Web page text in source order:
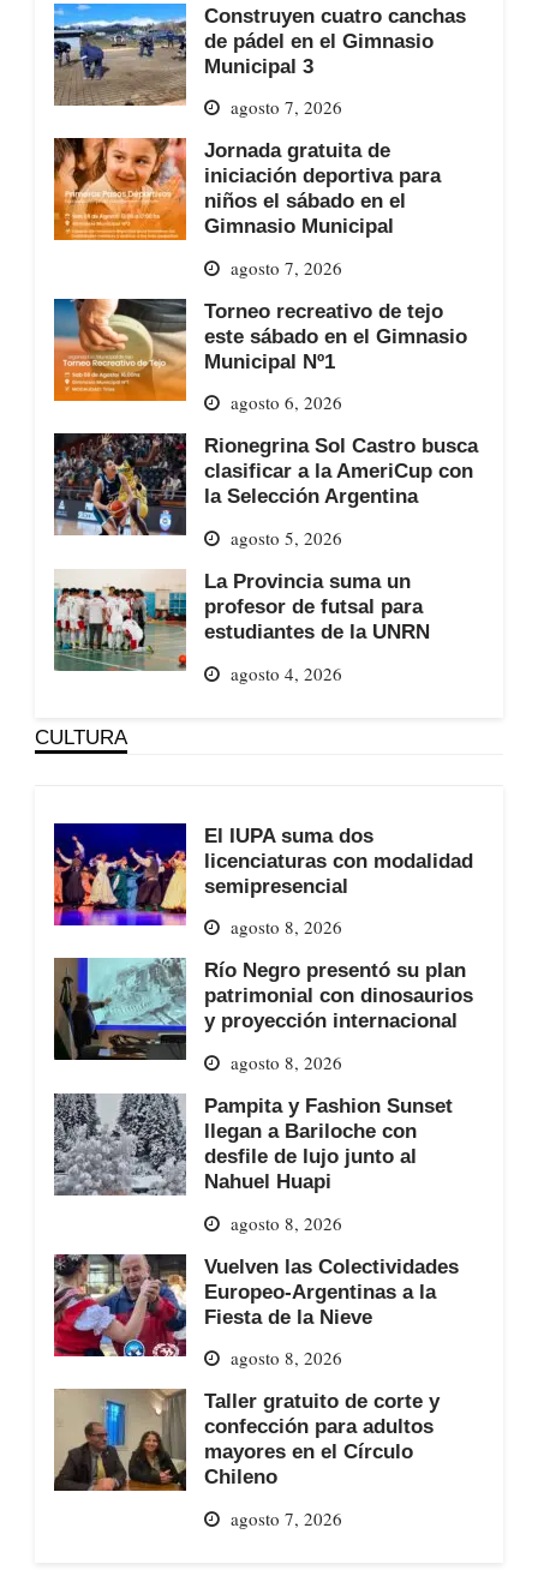
Construyen cuatro canchas
de pádel en el Gimnasio
Municipal 3
agosto 7, 2026
Jornada gratuita de
iniciación deportiva para
niños el sábado en el
Gimnasio Municipal
agosto 7, 2026
Torneo recreativo de tejo
este sábado en el Gimnasio
Municipal Nº1
agosto 6, 2026
Rionegrina Sol Castro busca
clasificar a la AmeriCup con
la Selección Argentina
agosto 5, 2026
La Provincia suma un
profesor de futsal para
estudiantes de la UNRN
agosto 4, 2026
CULTURA
El IUPA suma dos
licenciaturas con modalidad
semipresencial
agosto 8, 2026
Río Negro presentó su plan
patrimonial con dinosaurios
y proyección internacional
agosto 8, 2026
Pampita y Fashion Sunset
llegan a Bariloche con
desfile de lujo junto al
Nahuel Huapi
agosto 8, 2026
Vuelven las Colectividades
Europeo-Argentinas a la
Fiesta de la Nieve
agosto 8, 2026
Taller gratuito de corte y
confección para adultos
mayores en el Círculo
Chileno
agosto 7, 2026